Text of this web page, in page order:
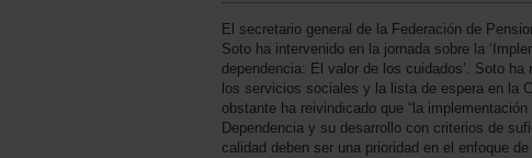
El secretario general de la Federación de
Soto ha intervenido en la jornada sobre la
dependencia: El valor de los cuidados’. Soto
los servicios sociales y la lista de espera en la
obstante ha reivindicado que “la
Dependencia y su desarrollo con criterios de
calidad deben ser una prioridad en el enfoque